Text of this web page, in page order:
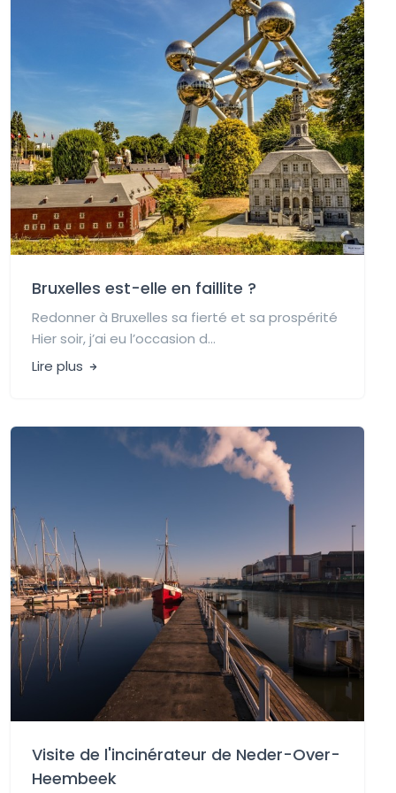
Bruxelles est-elle en faillite ?
Redonner à Bruxelles sa fierté et sa prospérité
Hier soir, j’ai eu l’occasion d...
Lire plus
Visite de l'incinérateur de Neder-Over-
Heembeek